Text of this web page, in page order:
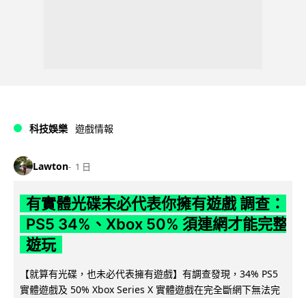
科技娛樂 遊戲情報
Lawton 1 日
有實體光碟未必代表你擁有遊戲 調查：
PS5 34%、Xbox 50% 須連網才能完整
遊玩
【就算有光碟，也未必代表擁有遊戲】有調查發現，34% PS5
實體遊戲及 50% Xbox Series X 實體遊戲在完全斷網下無法完